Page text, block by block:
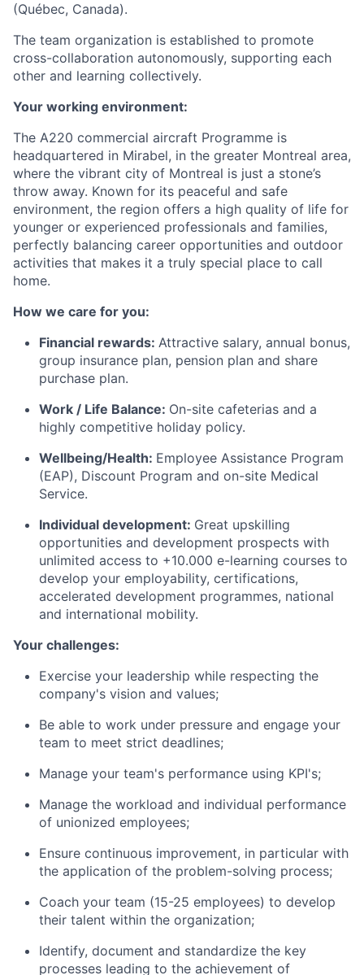
(Québec, Canada).
The team organization is established to promote
cross-collaboration autonomously, supporting each
other and learning collectively.
Your working environment:
The A220 commercial aircraft Programme is
headquartered in Mirabel, in the greater Montreal area,
where the vibrant city of Montreal is just a stone’s
throw away. Known for its peaceful and safe
environment, the region offers a high quality of life for
younger or experienced professionals and families,
perfectly balancing career opportunities and outdoor
activities that makes it a truly special place to call
home.
How we care for you:
Financial rewards: Attractive salary, annual bonus,
group insurance plan, pension plan and share
purchase plan.
Work / Life Balance: On-site cafeterias and a
highly competitive holiday policy.
Wellbeing/Health: Employee Assistance Program
(EAP), Discount Program and on-site Medical
Service.
Individual development: Great upskilling
opportunities and development prospects with
unlimited access to +10.000 e-learning courses to
develop your employability, certifications,
accelerated development programmes, national
and international mobility.
Your challenges:
Exercise your leadership while respecting the
company's vision and values;
Be able to work under pressure and engage your
team to meet strict deadlines;
Manage your team's performance using KPI's;
Manage the workload and individual performance
of unionized employees;
Ensure continuous improvement, in particular with
the application of the problem-solving process;
Coach your team (15-25 employees) to develop
their talent within the organization;
Identify, document and standardize the key
processes leading to the achievement of